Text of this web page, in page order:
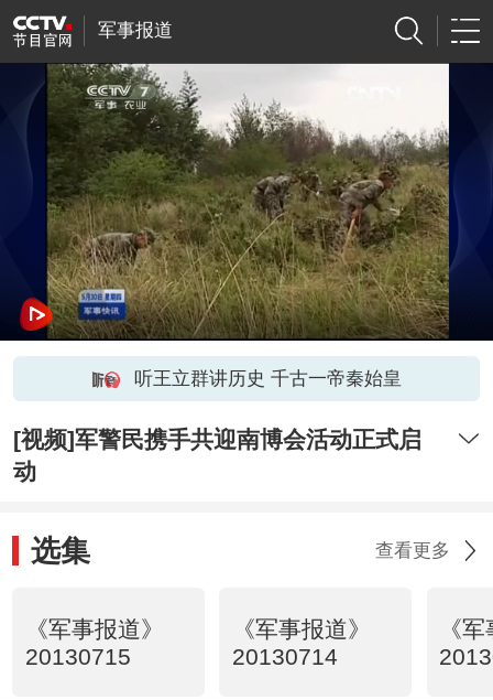
军事报道
听王立群讲历史 千古一帝秦始皇
[视频]军警民携手共迎南博会活动正式启
动
选集 查看更多
《军事报道》
20130715
《军事报道》
20130714
《